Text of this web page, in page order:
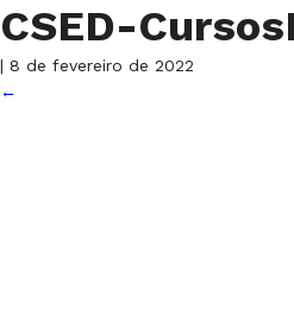
CSED-
| 8 de fevereiro de 2022
←